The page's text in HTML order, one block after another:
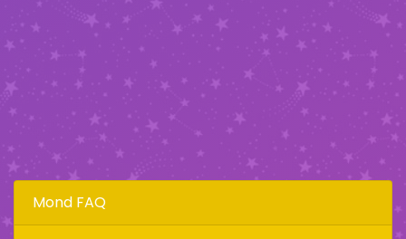
Mond FAQ